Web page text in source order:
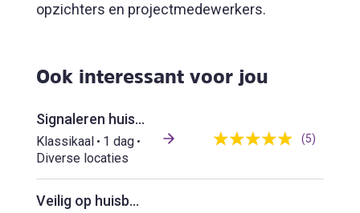
opzichters en projectmedewerkers.
Ook interessant voor jou
Signaleren huiselijk geweld, kindermishandeling en ouderenmishandeling
Klassikaal
1 dag
Diverse locaties
(5)
Veilig op huisbezoek gaan